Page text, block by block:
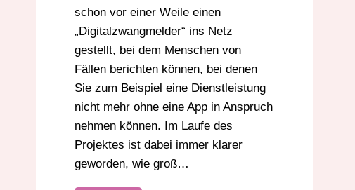
schon vor einer Weile einen
„Digitalzwangmelder“ ins Netz
gestellt, bei dem Menschen von
Fällen berichten können, bei denen
Sie zum Beispiel eine Dienstleistung
nicht mehr ohne eine App in Anspruch
nehmen können. Im Laufe des
Projektes ist dabei immer klarer
geworden, wie groß…